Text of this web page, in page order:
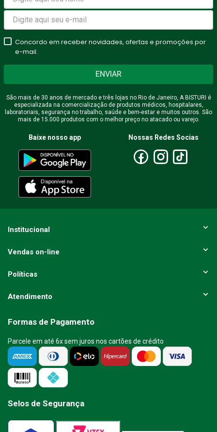
Concordo em receber novidades, ofertas e promoções por
e-mail.
ENVIAR
São mais de 30 anos de mercado e três lojas no Rio de Janeiro, A BISTURI é
especializada na comercialização de produtos médicos, hospitalares,
laboratoriais, segurança no trabalho, saúde e bem-estar e muitos outros. São
mais de 15.000 produtos com o melhor preço no atacado ou varejo.
Baixe nosso app Nossas Redes Socias
Institucional
Vendas on-line
Políticas
Atendimento
Formas de Pagamento
Parcele em até 6x sem juros nos cartões de crédito
Selos de Segurança